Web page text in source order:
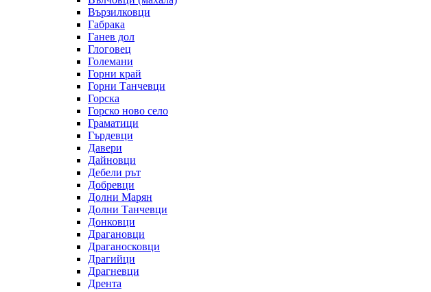
Вързилковци
Габрака
Ганев дол
Глоговец
Големани
Горни край
Горни Танчевци
Горска
Горско ново село
Граматици
Гърдевци
Давери
Дайновци
Дебели рът
Добревци
Долни Марян
Долни Танчевци
Донковци
Драгановци
Драганосковци
Драгийци
Драгневци
Дрента